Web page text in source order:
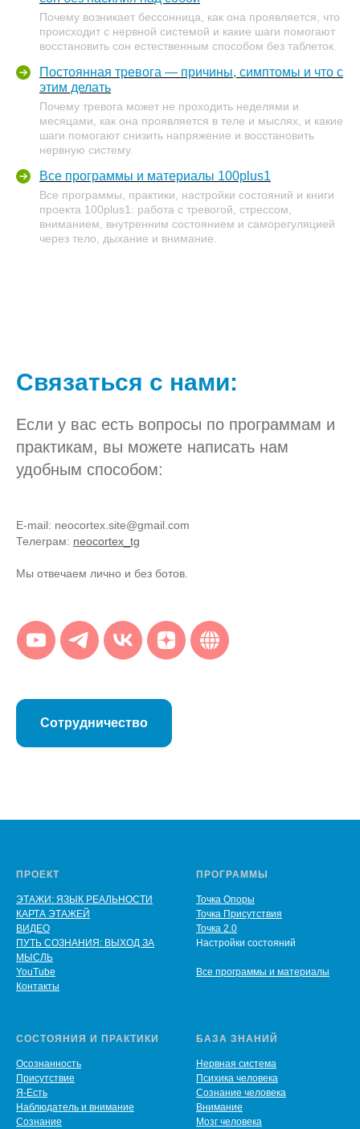
Почему возникает бессонница, как она проявляется, что
происходит с нервной системой и какие шаги помогают
восстановить сон естественным способом без таблеток.
Постоянная тревога — причины, симптомы и что с
этим делать
Почему тревога может не проходить неделями и
месяцами, как она проявляется в теле и мыслях, и какие
шаги помогают снизить напряжение и восстановить
нервную систему.
Все программы и материалы 100plus1
Все программы, практики, настройки состояний и книги
проекта 100plus1: работа с тревогой, стрессом,
вниманием, внутренним состоянием и саморегуляцией
через тело, дыхание и внимание.
Связаться с нами:
Если у вас есть вопросы по программам и
практикам, вы можете написать нам
удобным способом:
E-mail: neocortex.site@gmail.com
Телеграм: neocortex_tg
Мы отвечаем лично и без ботов.
Сотрудничество
ПРОЕКТ
ЭТАЖИ: ЯЗЫК РЕАЛЬНОСТИ
КАРТА ЭТАЖЕЙ
ВИДЕО
ПУТЬ СОЗНАНИЯ: ВЫХОД ЗА
МЫСЛЬ
YouTube
Контакты
ПРОГРАММЫ
Точка Опоры
Точка Присутствия
Точка 2.0
Настройки состояний
Все программы и материалы
СОСТОЯНИЯ И ПРАКТИКИ
Осознанность
Присутствие
Я-Есть
Наблюдатель и внимание
Сознание
БАЗА ЗНАНИЙ
Нервная система
Психика человека
Сознание человека
Внимание
Мозг человека